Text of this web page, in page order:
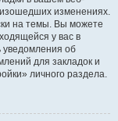
изменениях.
на темы. Вы можете
у вас в
уведомления об
для закладок и
личного раздела.